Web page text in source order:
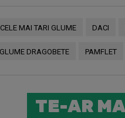
CELE MAI TARI GLUME DACI
GLUME DRAGOBETE PAMFLET
TE-AR